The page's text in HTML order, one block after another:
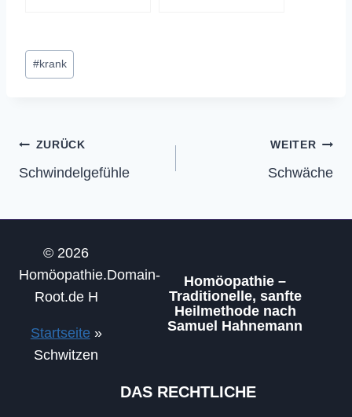
Schlagworte:
#krank
Beitragsnavigation
ZURÜCK
Schwindelgefühle
WEITER
Schwäche
© 2026
Homöopathie.Domain-
Root.de H
Startseite»
Schwitzen
Homöopathie –
Traditionelle, sanfte
Heilmethode nach
Samuel Hahnemann
DAS RECHTLICHE